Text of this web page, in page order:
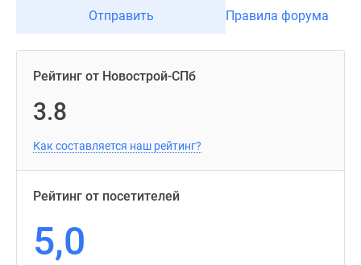
Отправить Правила форума
Рейтинг от Новострой-СПб
3.8
Как составляется наш рейтинг?
Рейтинг от посетителей
5,0